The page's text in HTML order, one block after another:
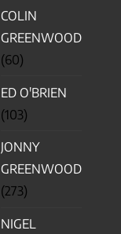
COLIN
GREENWOOD
(60)
ED O'BRIEN
(103)
JONNY
GREENWOOD
(273)
NIGEL